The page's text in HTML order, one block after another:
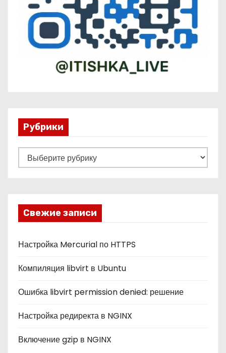
Рубрики
у
к
и
Свежие записи
Настройка Mercurial по HTTPS
Компиляция libvirt в Ubuntu
Ошибка libvirt permission denied: решение
Настройка редиректа в NGINX
Включение gzip в NGINX